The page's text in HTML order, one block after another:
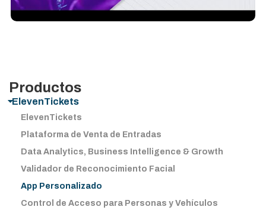
Productos​
ElevenTickets
ElevenTickets
Plataforma de Venta de Entradas
Data Analytics, Business Intelligence & Growth
Validador de Reconocimiento Facial
App Personalizado
Control de Acceso para Personas y Vehículos